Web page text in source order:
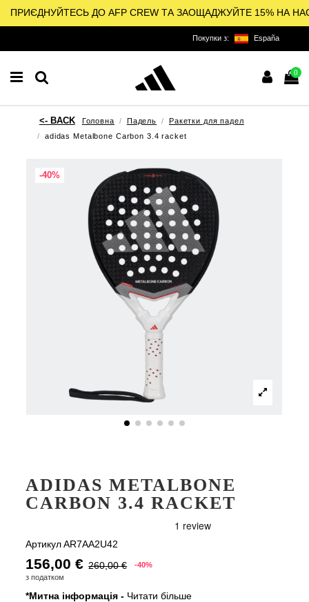
ПРИЄДНУЙТЕСЬ ДО AFP CREW ТА ЗАОЩАДЖУЙТЕ 15% НА
Покупки з: España
0
Головна Падель
Ракетки для падел
adidas Metalbone Carbon 3.4 racket
-40%
ADIDAS METALBONE
CARBON 3.4 RACKET
Артикул AR7AA2U42
156,00 € 260,00 €
-40%
з податком
*Митна інформація - Читати більше